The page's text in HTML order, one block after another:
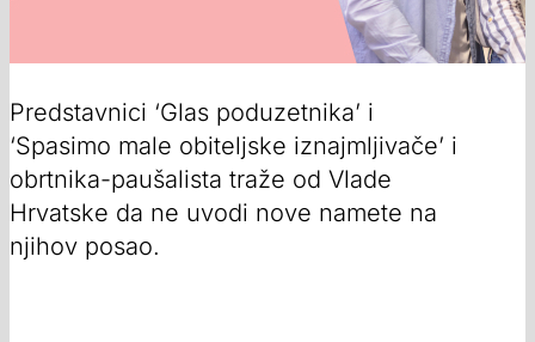
Predstavnici ‘Glas poduzetnika’ i
‘Spasimo male obiteljske iznajmljivače’ i
obrtnika-paušalista traže od Vlade
Hrvatske da ne uvodi nove namete na
njihov posao.